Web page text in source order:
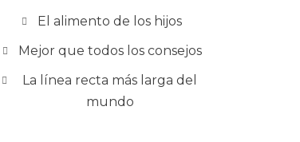
El alimento de los hijos
Mejor que todos los consejos
La línea recta más larga del
mundo